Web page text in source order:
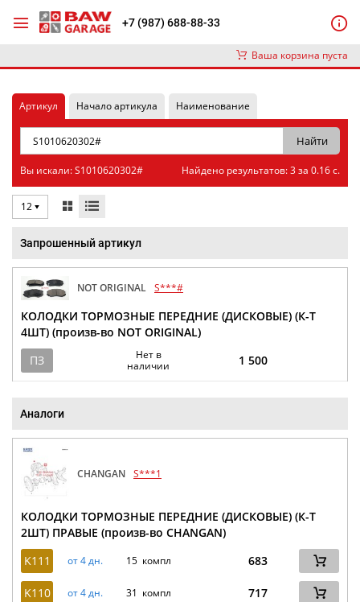
+7 (987) 688-88-33
Ваша корзина пуста
Артикул Начало артикула Наименование
Вы искали: S1010620302# Найдено результатов: 3 за 0.16 с.
12
Запрошенный артикул
NOT ORIGINAL S***#
КОЛОДКИ ТОРМОЗНЫЕ ПЕРЕДНИЕ (ДИСКОВЫЕ) (К-Т
4ШТ) (произв-во NOT ORIGINAL)
ПЗ
Нет в
наличии
1 500
Аналоги
CHANGAN S***1
КОЛОДКИ ТОРМОЗНЫЕ ПЕРЕДНИЕ (ДИСКОВЫЕ) (К-Т
2ШТ) ПРАВЫЕ (произв-во CHANGAN)
K111
от 4 дн. 15 компл 683
K110 от 4 дн. 31 компл 717